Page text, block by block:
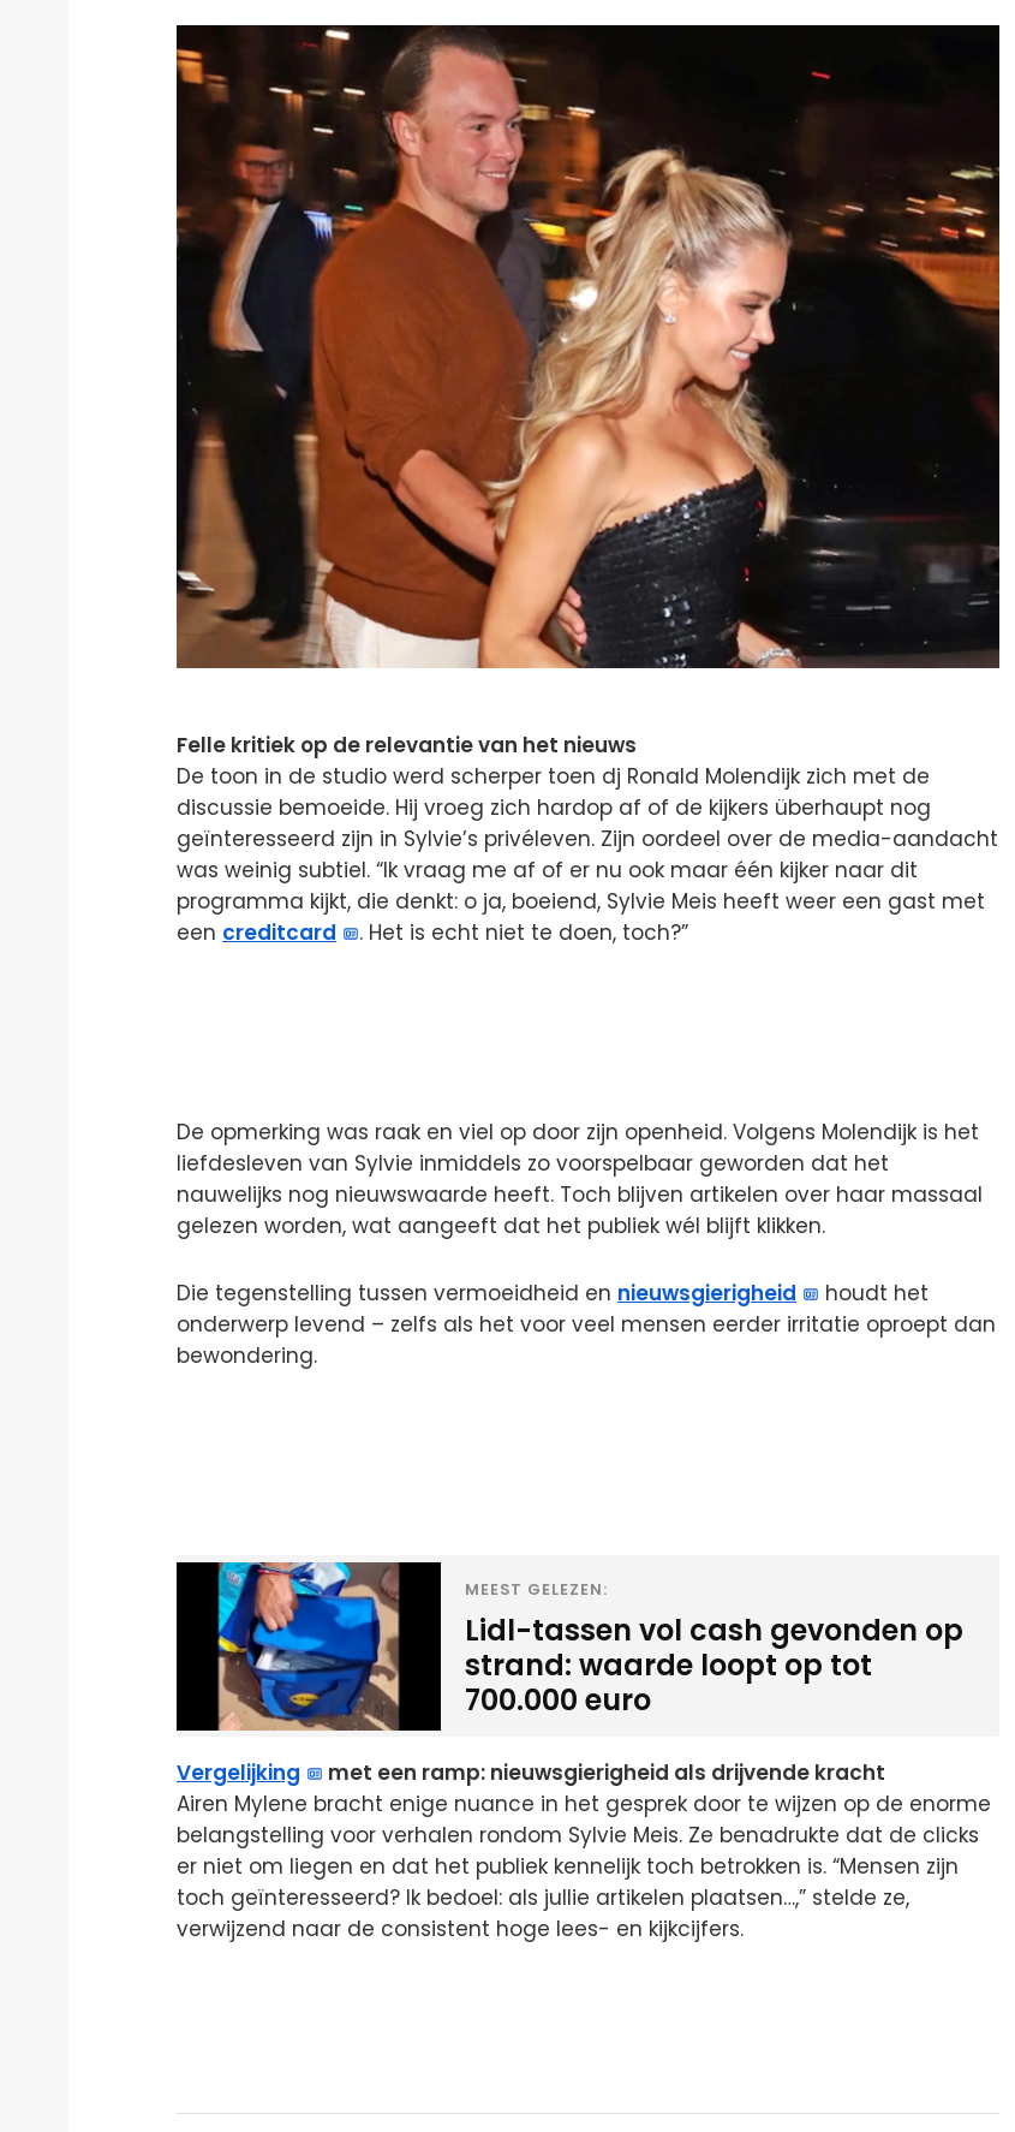
Felle kritiek op de relevantie van het nieuws
De toon in de studio werd scherper toen dj Ronald Molendijk zich met de
discussie bemoeide. Hij vroeg zich hardop af of de kijkers überhaupt nog
geïnteresseerd zijn in Sylvie’s privéleven. Zijn oordeel over de media-aandacht
was weinig subtiel. “Ik vraag me af of er nu ook maar één kijker naar dit
programma kijkt, die denkt: o ja, boeiend, Sylvie Meis heeft weer een gast met
een creditcard . Het is echt niet te doen, toch?”
De opmerking was raak en viel op door zijn openheid. Volgens Molendijk is het
liefdesleven van Sylvie inmiddels zo voorspelbaar geworden dat het
nauwelijks nog nieuwswaarde heeft. Toch blijven artikelen over haar massaal
gelezen worden, wat aangeeft dat het publiek wél blijft klikken.
Die tegenstelling tussen vermoeidheid en nieuwsgierigheid
houdt het
onderwerp levend – zelfs als het voor veel mensen eerder irritatie oproept dan
bewondering.
MEEST GELEZEN:
Lidl-tassen vol cash gevonden op
strand: waarde loopt op tot
700.000 euro
Vergelijking
met een ramp: nieuwsgierigheid als drijvende kracht
Airen Mylene bracht enige nuance in het gesprek door te wijzen op de enorme
belangstelling voor verhalen rondom Sylvie Meis. Ze benadrukte dat de clicks
er niet om liegen en dat het publiek kennelijk toch betrokken is. “Mensen zijn
toch geïnteresseerd? Ik bedoel: als jullie artikelen plaatsen…,” stelde ze,
verwijzend naar de consistent hoge lees- en kijkcijfers.